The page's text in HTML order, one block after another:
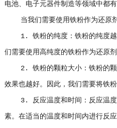
电池、电子元器件制造等领域中都有
当我们需要使用铁粉作为还原剂
1. 铁粉的纯度：铁粉的纯度越
们需要使用高纯度的铁粉作为还原剂
2. 铁粉的颗粒大小：铁粉的颗
效果也越好。因此，我们需要将铁
3. 反应温度和时间：反应温度
素。在适当的温度和时间内进行反